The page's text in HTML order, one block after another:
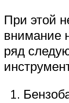
При этой
внимание
ряд